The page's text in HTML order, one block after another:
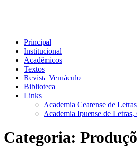
Principal
Institucional
Acadêmicos
Textos
Revista Vernáculo
Biblioteca
Links
Academia Cearense de Letras
Academia Ipuense de Letras,
Categoria: